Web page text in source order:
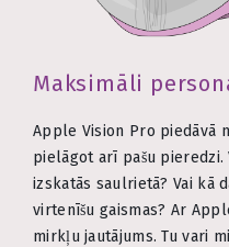
Maksimāli
Apple Vision Pro piedāvā
pielāgot arī pašu
izskatās saulrietā? Vai kā
virtenīšu gaismas? Ar
mirkļu jautājums. Tu vari